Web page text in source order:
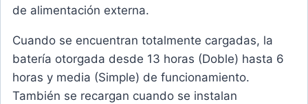
de alimentación externa.
Cuando se encuentran totalmente cargadas, la
batería otorgada desde 13 horas (Doble) hasta 6
horas y media (Simple) de funcionamiento.
También se recargan cuando se instalan